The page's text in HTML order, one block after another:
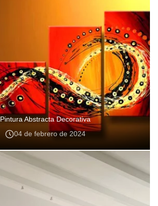
Pintura Abstracta Decorativa
04 de febrero de 2024